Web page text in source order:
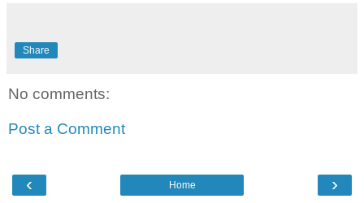
Share
No comments:
Post a Comment
‹ ›
Home